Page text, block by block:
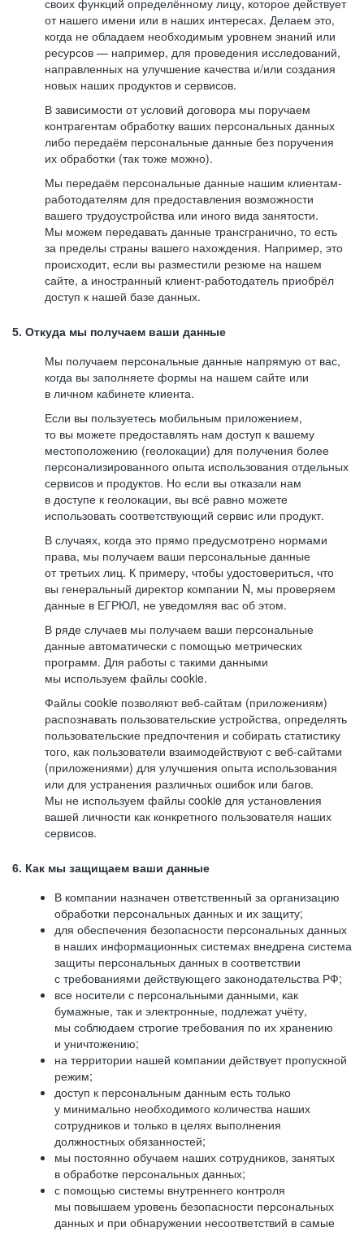
своих функций определённому лицу, которое действует
от нашего имени или в наших интересах. Делаем это,
когда не обладаем необходимым уровнем знаний или
ресурсов — например, для проведения исследований,
направленных на улучшение качества и/или создания
новых наших продуктов и сервисов.
В зависимости от условий договора мы поручаем
контрагентам обработку ваших персональных данных
либо передаём персональные данные без поручения
их обработки (так тоже можно).
Мы передаём персональные данные нашим клиентам-
работодателям для предоставления возможности
вашего трудоустройства или иного вида занятости.
Мы можем передавать данные трансгранично, то есть
за пределы страны вашего нахождения. Например, это
происходит, если вы разместили резюме на нашем
сайте, а иностранный клиент-работодатель приобрёл
доступ к нашей базе данных.
5. Откуда мы получаем ваши данные
Мы получаем персональные данные напрямую от вас,
когда вы заполняете формы на нашем сайте или
в личном кабинете клиента.
Если вы пользуетесь мобильным приложением,
то вы можете предоставлять нам доступ к вашему
местоположению (геолокации) для получения более
персонализированного опыта использования отдельных
сервисов и продуктов. Но если вы отказали нам
в доступе к геолокации, вы всё равно можете
использовать соответствующий сервис или продукт.
В случаях, когда это прямо предусмотрено нормами
права, мы получаем ваши персональные данные
от третьих лиц. К примеру, чтобы удостовериться, что
вы генеральный директор компании N, мы проверяем
данные в ЕГРЮЛ, не уведомляя вас об этом.
В ряде случаев мы получаем ваши персональные
данные автоматически с помощью метрических
программ. Для работы с такими данными
мы используем файлы cookie.
Файлы cookie позволяют веб-сайтам (приложениям)
распознавать пользовательские устройства, определять
пользовательские предпочтения и собирать статистику
того, как пользователи взаимодействуют с веб-сайтами
(приложениями) для улучшения опыта использования
или для устранения различных ошибок или багов.
Мы не используем файлы cookie для установления
вашей личности как конкретного пользователя наших
сервисов.
6. Как мы защищаем ваши данные
В компании назначен ответственный за организацию
обработки персональных данных и их защиту;
для обеспечения безопасности персональных данных
в наших информационных системах внедрена система
защиты персональных данных в соответствии
с требованиями действующего законодательства РФ;
все носители с персональными данными, как
бумажные, так и электронные, подлежат учёту,
мы соблюдаем строгие требования по их хранению
и уничтожению;
на территории нашей компании действует пропускной
режим;
доступ к персональным данным есть только
у минимально необходимого количества наших
сотрудников и только в целях выполнения
должностных обязанностей;
мы постоянно обучаем наших сотрудников, занятых
в обработке персональных данных;
с помощью системы внутреннего контроля
мы повышаем уровень безопасности персональных
данных и при обнаружении несоответствий в самые